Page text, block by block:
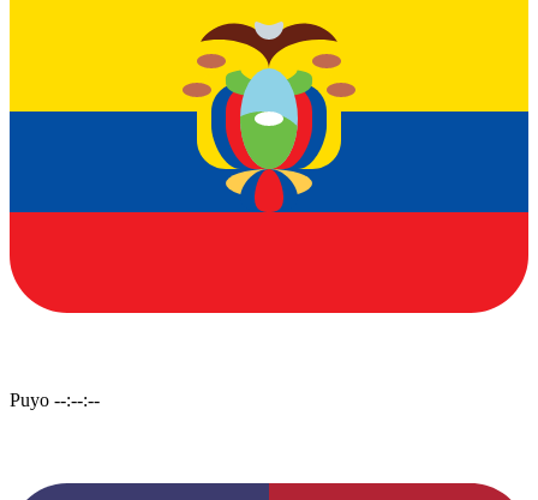
Puyo --:--:--